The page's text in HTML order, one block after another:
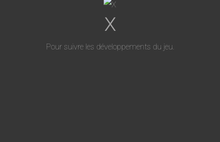
X
Pour suivre les développements du jeu.